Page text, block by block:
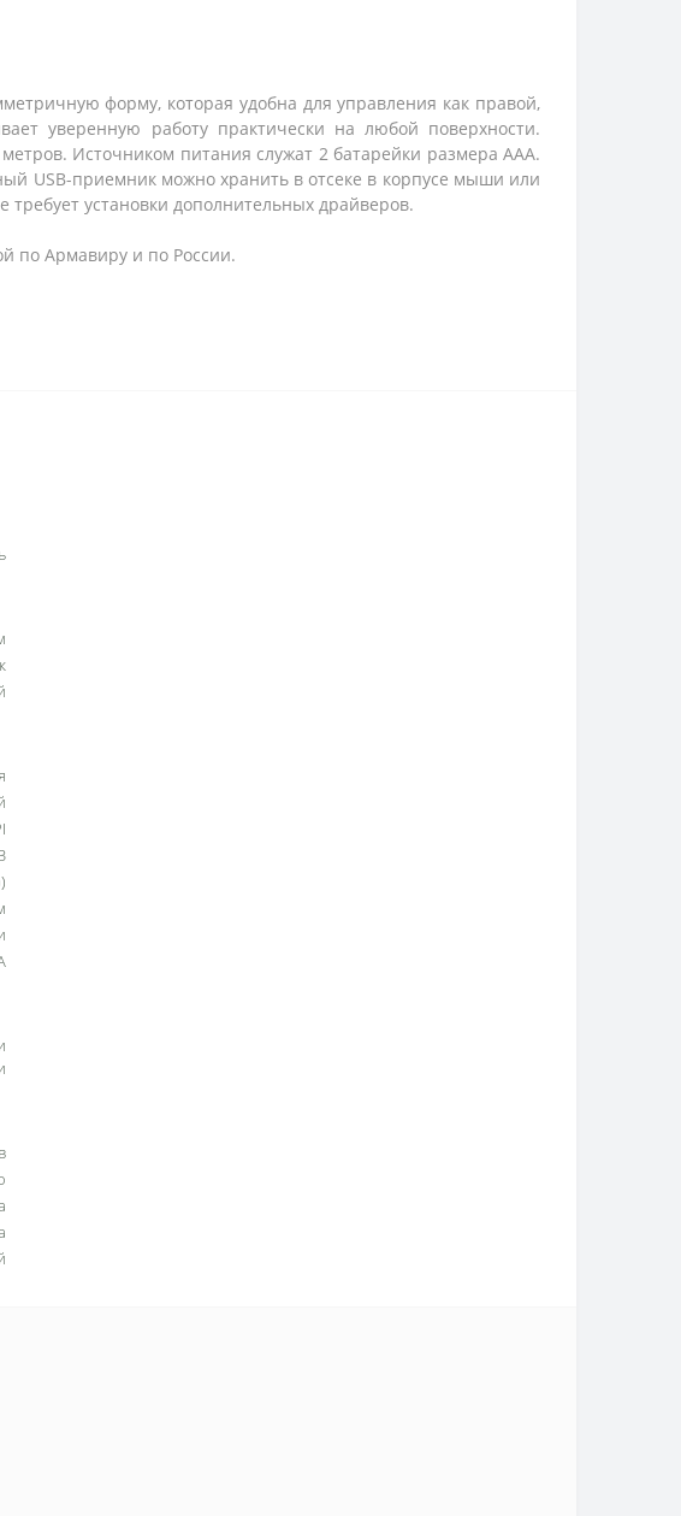
форму, которая удобна для управления как правой,
уверенную работу практически на любой поверхности.
Источником питания служат 2 батарейки размера ААA.
USB-приемник можно хранить в отсеке в корпусе мыши или
установки дополнительных драйверов.
по Армавиру и по России.